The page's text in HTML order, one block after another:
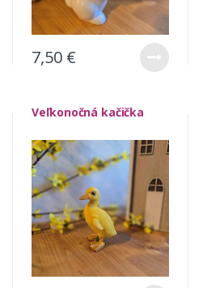
7,50 €
Veľkonočná kačička